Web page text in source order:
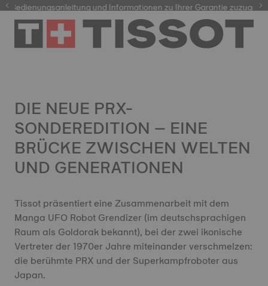
und Informationen zu Ihrer Garantie zuzugreifen
DIE NEUE PRX-
SONDEREDITION – EINE
BRÜCKE ZWISCHEN WELTEN
UND GENERATIONEN
Tissot präsentiert eine Zusammenarbeit mit dem
Manga UFO Robot Grendizer (im deutschsprachigen
Raum als Goldorak bekannt), bei der zwei ikonische
Vertreter der 1970er Jahre miteinander verschmelzen:
die berühmte PRX und der Superkampfroboter aus
Japan.